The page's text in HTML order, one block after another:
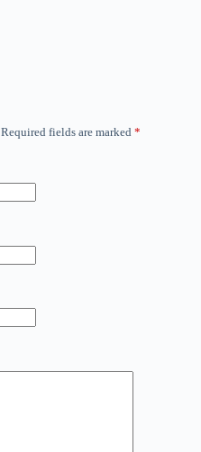
Required fields are marked *